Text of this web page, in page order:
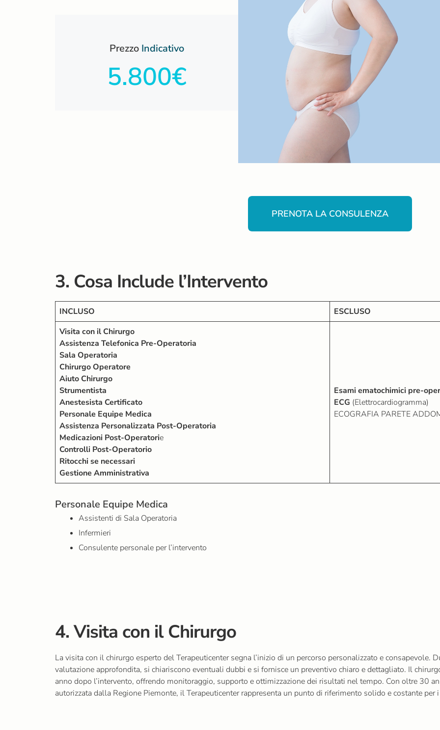
Prezzo Indicativo
5.800€
PRENOTA LA CONSULENZA
3. Cosa Include l’Intervento
INCLUSO
ESCLUSO
Visita con il Chirurgo
Assistenza Telefonica Pre-Operatoria
Sala Operatoria
Chirurgo Operatore
Aiuto Chirurgo
Strumentista
Anestesista Certificato
Personale Equipe Medica
Assistenza Personalizzata Post-Operatoria
Medicazioni Post-Operatorie
Controlli Post-Operatorio
Ritocchi se necessari
Gestione Amministrativa
Esami ematochimici pre-
ECG (Elettrocardiogramma)
ECOGRAFIA PARETE
Personale Equipe Medica
Assistenti di Sala Operatoria
Infermieri
Consulente personale per l’intervento
4. Visita con il Chirurgo
La visita con il chirurgo esperto del Terapeuticenter segna l’inizio di un percorso personalizzato e consapevole.
valutazione approfondita, si chiariscono eventuali dubbi e si fornisce un preventivo chiaro e dettagliato. Il
anno dopo l’intervento, offrendo monitoraggio, supporto e ottimizzazione dei risultati nel tempo. Con oltre 30
autorizzata dalla Regione Piemonte, il Terapeuticenter rappresenta un punto di riferimento solido e costante per